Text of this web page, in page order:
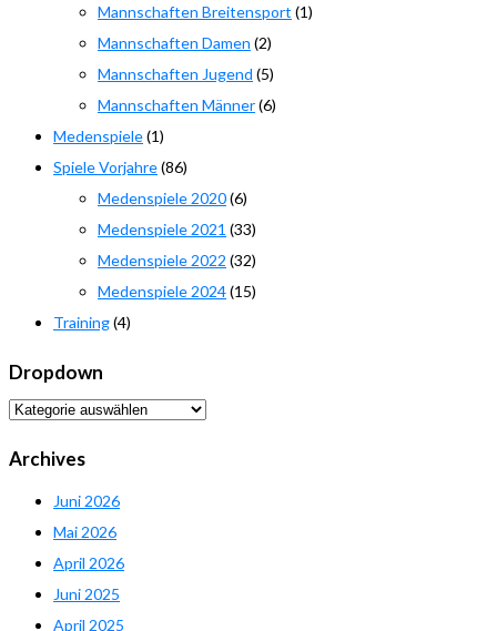
Mannschaften Breitensport (1)
Mannschaften Damen (2)
Mannschaften Jugend (5)
Mannschaften Männer(6)
Medenspiele(1)
Spiele Vorjahre(86)
Medenspiele 2020(6)
Medenspiele 2021 (33)
Medenspiele 2022 (32)
Medenspiele 2024(15)
Training(4)
Dropdown
Dropdown
Archives
Juni 2026
Mai 2026
April 2026
Juni 2025
April 2025